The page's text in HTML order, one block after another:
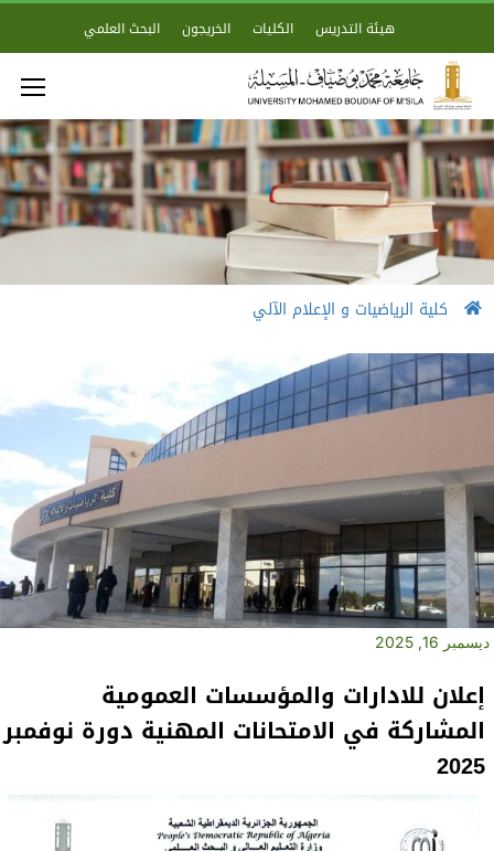
هيئة التدريس الكليات الخريجون البحث العلمي
كلية الرياضيات و الإعلام الآلي
ديسمبر 16, 2025
إعلان للادارات والمؤسسات العمومية
المشاركة في الامتحانات المهنية دورة نوفمبر
2025